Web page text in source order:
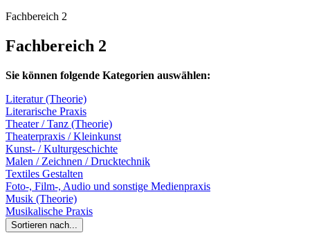
Fachbereich 2
Fachbereich 2
Sie können folgende Kategorien auswählen:
Literatur (Theorie)
Literarische Praxis
Theater / Tanz (Theorie)
Theaterpraxis / Kleinkunst
Kunst- / Kulturgeschichte
Malen / Zeichnen / Drucktechnik
Textiles Gestalten
Foto-, Film-, Audio und sonstige Medienpraxis
Musik (Theorie)
Musikalische Praxis
Sortieren nach...